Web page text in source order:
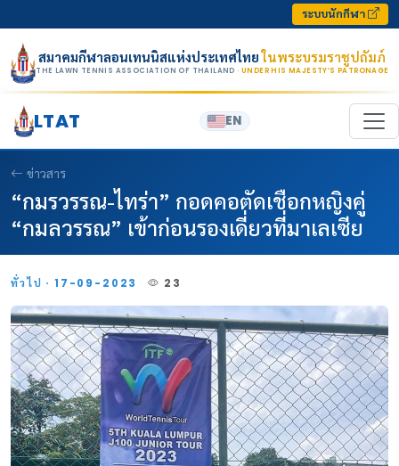
ระบบนักกีฬา
สมาคมกีฬาลอนเทนนิสแห่งประเทศไทยในพระบรมราชูปถัมภ์
THE LAWN TENNIS ASSOCIATION OF THAILAND · UNDER HIS MAJESTY’S PATRONAGE
LTAT EN
ข่าวสาร
“กมรวรรณ-ไทร่า” กอดคอตัดเชือกหญิงคู่
“กมลวรรณ” เข้าก่อนรองเดี่ยวที่มาเลเซีย
ทั่วไป · 17-09-2023 23